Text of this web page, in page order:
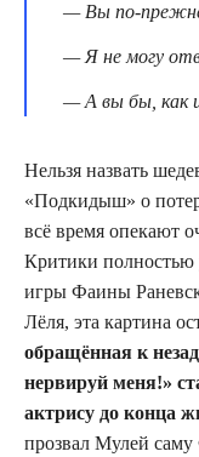
— Вы по-
— Я не могу
— А вы бы, как
Нельзя назвать
«Подкидыш» о
всё время опекают
Критики полностью
игры Фаины
Лёля, эта картина
обращённая к
нервируй меня!»
актрису до конца
прозвал Мулей